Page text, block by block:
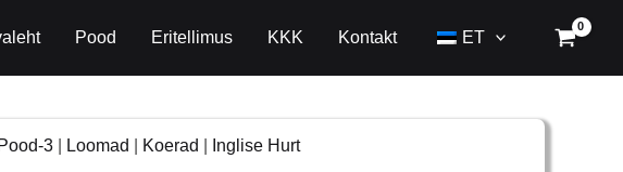
Pood Eritellimus KKK Kontakt ET
Pood-3 Loomad Koerad Inglise Hurt